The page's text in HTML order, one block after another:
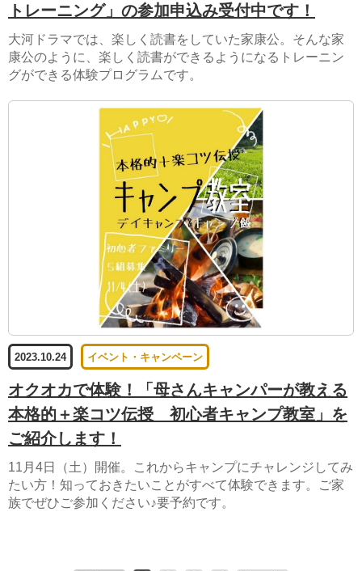
トレーニング」の参加申込み受付中です！
大河ドラマでは、楽しく読書をしていた家康公。そんな家
康公のように、楽しく読書ができるようになるトレーニン
グができる体験プログラムです。
2023.10.24 イベント・キャンペーン
オクオカで体験！「母さんキャンパーが教える
本格的＋楽コツ伝授 初心者キャンプ教室」を
ご紹介します！
11月4日（土）開催。これからキャンプにチャレンジしてみ
たい方！知っておきたいことがすべて体験できます。ご家
族でぜひご参加ください♪要予約です。